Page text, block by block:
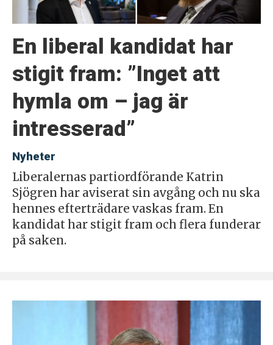
En liberal kandidat har
stigit fram: ”Inget att
hymla om – jag är
intresserad”
Nyheter
Liberalernas partiordförande Katrin
Sjögren har aviserat sin avgång och nu ska
hennes efterträdare vaskas fram. En
kandidat har stigit fram och flera funderar
på saken.